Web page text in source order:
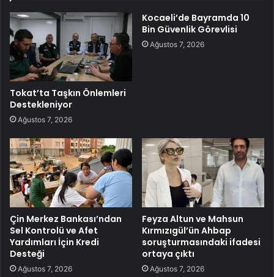
Tokat’ta Taşkın Önlemleri
Destekleniyor
Ağustos 7, 2026
Kocaeli’de Bayramda 10
Bin Güvenlik Görevlisi
Ağustos 7, 2026
Çin Merkez Bankası’ndan
Sel Kontrolü ve Afet
Yardımları İçin Kredi
Desteği
Ağustos 7, 2026
Feyza Altun ve Mahsun
Kırmızıgül’ün Ahbap
soruşturmasındaki ifadesi
ortaya çıktı
Ağustos 7, 2026